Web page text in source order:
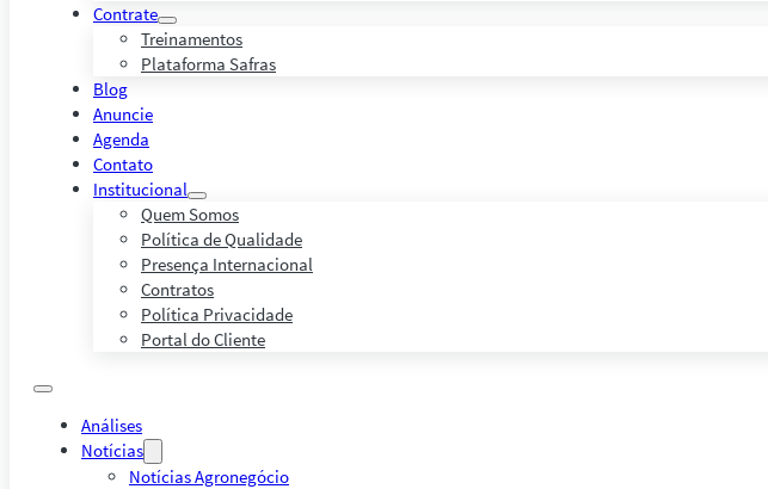
Contrate
Treinamentos
Plataforma Safras
Blog
Anuncie
Agenda
Contato
Institucional
Quem Somos
Política de Qualidade
Presença Internacional
Contratos
Política Privacidade
Portal do Cliente
Análises
Notícias
Notícias Agronegócio